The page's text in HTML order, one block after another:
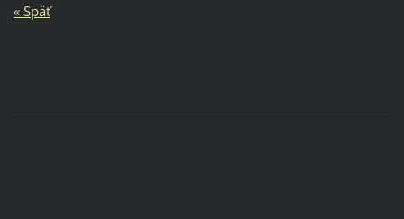
« Späť